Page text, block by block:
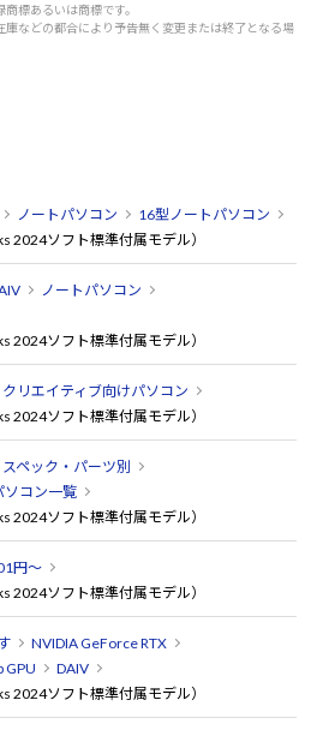
標あるいは商標です。
庫などの都合により予告無く変更または終了となる場
ノートパソコン
16型ノートパソコン
2024ソフト標準付属モデル）
ノートパソコン
2024ソフト標準付属モデル）
クリエイティブ向けパソコン
2024ソフト標準付属モデル）
スペック・パーツ別
ソコン一覧
2024ソフト標準付属モデル）
円～
2024ソフト標準付属モデル）
NVIDIA GeForce RTX
GPU
DAIV
2024ソフト標準付属モデル）